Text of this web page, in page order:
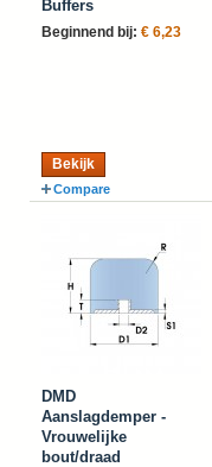
Buffers
Beginnend bij: € 6,23
Bekijk
Compare
DMD
Aanslagdemper -
Vrouwelijke
bout/draad